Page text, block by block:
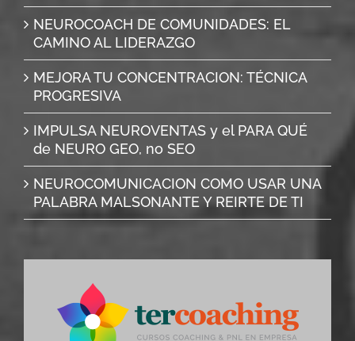
NEUROCOACH DE COMUNIDADES: EL
CAMINO AL LIDERAZGO
MEJORA TU CONCENTRACION: TÉCNICA
PROGRESIVA
IMPULSA NEUROVENTAS y el PARA QUÉ
de NEURO GEO, no SEO
NEUROCOMUNICACION COMO USAR UNA
PALABRA MALSONANTE Y REIRTE DE TI